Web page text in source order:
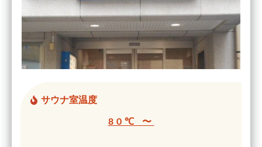
サウナ室温度
80℃ 〜